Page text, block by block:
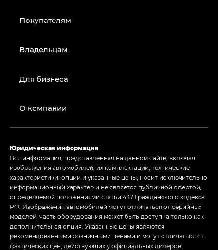
Покупателям
Владельцам
Для бизнеса
О компании
Юридическая информация
Вся информация, представленная на данном сайте, включая
изображения автомобилей, их комплектации, технические
характеристики, опции и указанные цены, носит исключительно
информационный характер и не является публичной офертой,
определяемой положениями статьи 437 Гражданского кодекса
РФ. Изображения автомобилей могут отличаться от серийных
моделей, часть оборудования может быть доступна только как
дополнительная опция. Указанные цены являются
рекомендованными розничными ценами и могут отличаться от
фактических цен, действующих у официальных дилеров.